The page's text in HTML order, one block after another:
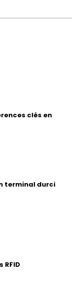
clés en
terminal durci
RFID